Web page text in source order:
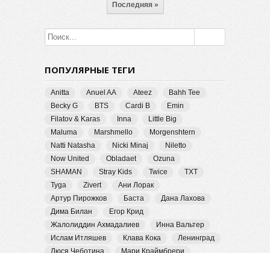
Последняя »
ПОПУЛЯРНЫЕ ТЕГИ
Anitta Anuel AA Ateez
Bahh Tee
Becky G
BTS Cardi B
Emin
Filatov & Karas
Inna
Little Big
Maluma
Marshmello
Morgenshtern
Natti Natasha
Nicki Minaj
Niletto
Now United
Obladaet
Ozuna
SHAMAN
Stray Kids Twice
TXT
Tyga
Zivert
Ани Лорак
Артур Пирожков
Баста
Дана Лахова
Дима Билан
Егор Крид
Жалолиддин Ахмадалиев
Инна Вальтер
Ислам Итляшев
Клава Кока
Ленинград
Люся Чеботина
Мари Краймбрери